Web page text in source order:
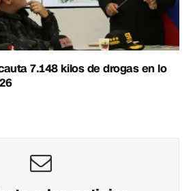
7.148 kilos de drogas en lo